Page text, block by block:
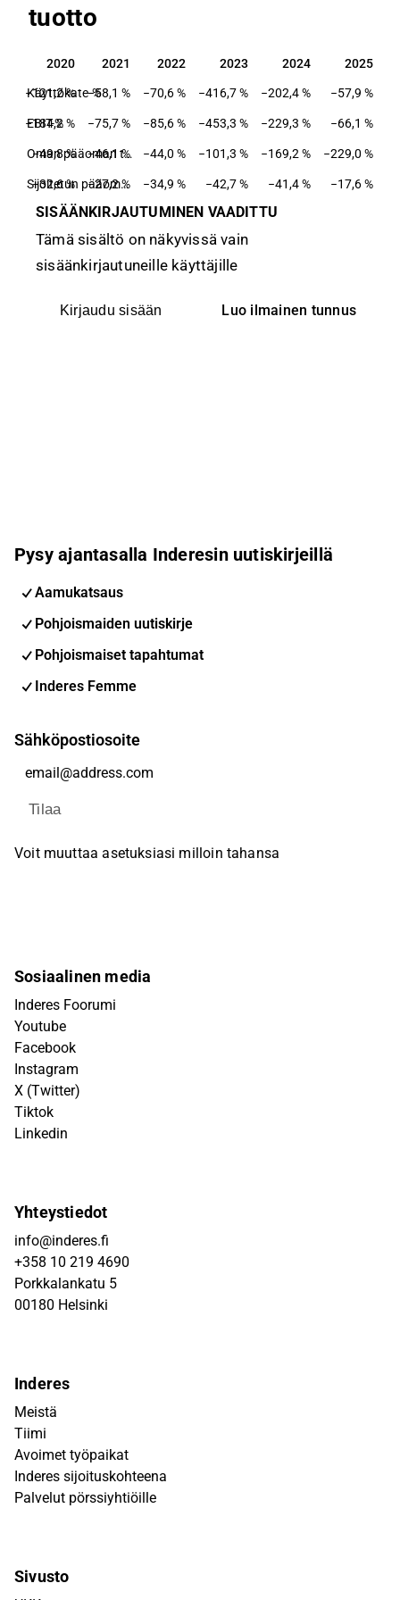
tuotto
2020 2021 2022 2023 2024 2025
2020 2021 2022 2023 2024 2025
Käyttökate-%
−121,2 % −58,1 % −70,6 % −416,7 % −202,4 % −57,9 %
EBIT-%
−184,2 % −75,7 % −85,6 % −453,3 % −229,3 % −66,1 %
Oman pääoman tuotto-%
−49,8 % −46,1 % −44,0 % −101,3 % −169,2 % −229,0 %
Sijoitetun pääoman tuotto-%
−32,6 % −27,2 % −34,9 % −42,7 % −41,4 % −17,6 %
SISÄÄNKIRJAUTUMINEN VAADITTU
Tämä sisältö on näkyvissä vain
sisäänkirjautuneille käyttäjille
Kirjaudu sisään Luo ilmainen tunnus
Pysy ajantasalla Inderesin uutiskirjeillä
Aamukatsaus
Pohjoismaiden uutiskirje
Pohjoismaiset tapahtumat
Inderes Femme
Sähköpostiosoite
Tilaa
Voit muuttaa asetuksiasi milloin tahansa
Sosiaalinen media
Inderes Foorumi
Youtube
Facebook
Instagram
X (Twitter)
Tiktok
Linkedin
Yhteystiedot
info@inderes.fi
+358 10 219 4690
Porkkalankatu 5
00180 Helsinki
Inderes
Meistä
Tiimi
Avoimet työpaikat
Inderes sijoituskohteena
Palvelut pörssiyhtiöille
Sivusto